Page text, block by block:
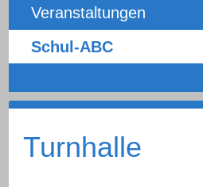
Veranstaltungen
Schul-ABC
Turnhalle